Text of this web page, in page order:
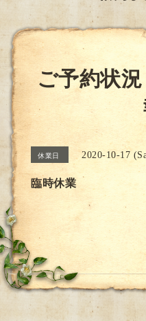
ご予約状
休業日 2020-10-17
臨時休業